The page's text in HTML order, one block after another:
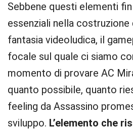
Sebbene questi elementi
essenziali nella costruzione
fantasia videoludica, il
focale sul quale ci siamo
momento di provare AC
quanto possibile, quanto
feeling da Assassino
sviluppo. L’elemento che